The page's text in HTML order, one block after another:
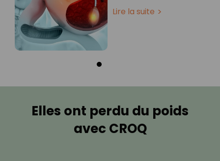
Lire la suite
Elles ont perdu du poids
avec CROQ